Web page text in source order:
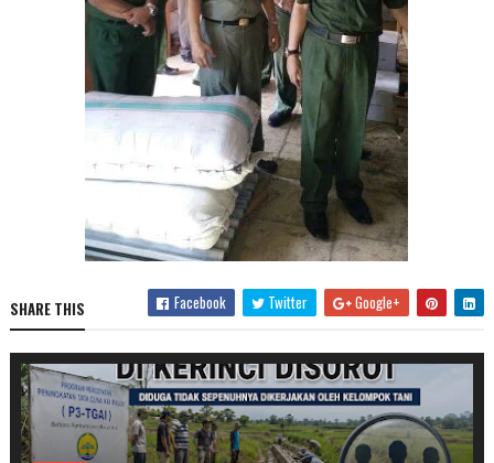
SHARE THIS Facebook Twitter Google+